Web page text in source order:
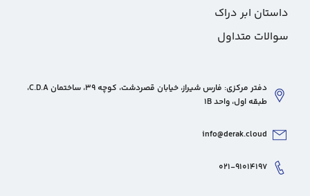
داستان ابر دراک
سوالات متداول
دفتر مرکزی: فارس شیراز، خیابان قصردشت، کوچه 39، ساختمان C.D.A،
طبقه اول، واحد 1B
info@derak.cloud
۰۲۱-۹۱۰۱۴۱۹۷